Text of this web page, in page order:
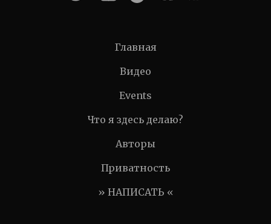
Главная
Видео
Events
Что я здесь делаю?
Авторы
Приватность
» НАПИСАТЬ «